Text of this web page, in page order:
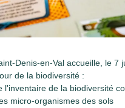
Denis-en-Val accueille, le 7
de la biodiversité :
l'inventaire de la biodiversité
micro-organismes des sols